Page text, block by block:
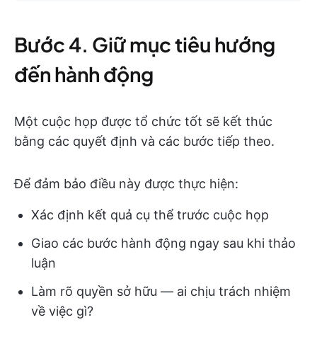
Bước 4. Giữ mục tiêu hướng
đến hành động
Một cuộc họp được tổ chức tốt sẽ kết thúc
bằng các quyết định và các bước tiếp theo.
Để đảm bảo điều này được thực hiện:
Xác định kết quả cụ thể trước cuộc họp
Giao các bước hành động ngay sau khi thảo
luận
Làm rõ quyền sở hữu — ai chịu trách nhiệm
về việc gì?